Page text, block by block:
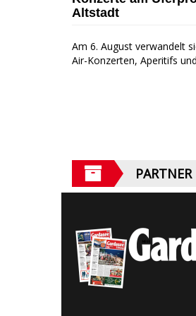
Altstadt
Am 6. August verwandelt
Air-Konzerten, Aperitifs
PARTNER